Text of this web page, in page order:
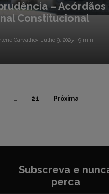
– Acórdãos
Constitucional
Carvalho Julho 9, 2025 9 min
… 21 Próxima
Subscreva e
perca